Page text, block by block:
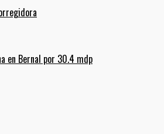
en Bernal por 30.4 mdp